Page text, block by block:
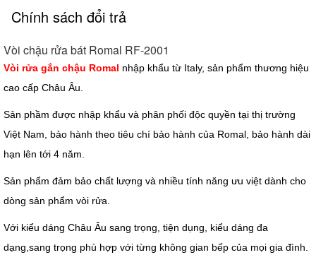
Chính sách đổi trả
Vòi chậu rửa bát Romal RF-2001
Vòi rửa gắn chậu Romal nhập khẩu từ Italy, sản phẩm thương hiệu
cao cấp Châu Âu.
Sản phầm được nhập khẩu và phân phối độc quyền tại thị trường
Việt Nam, bảo hành theo tiêu chí bảo hành của Romal, bảo hành dài
hạn lên tới 4 năm.
Sản phẩm đảm bảo chất lượng và nhiều tính năng ưu việt dành cho
dòng sản phẩm vòi rửa.
Với kiểu dáng Châu Âu sang trọng, tiện dụng, kiểu dáng đa
dạng,sang trọng phù hợp với từng không gian bếp của mọi gia đình.